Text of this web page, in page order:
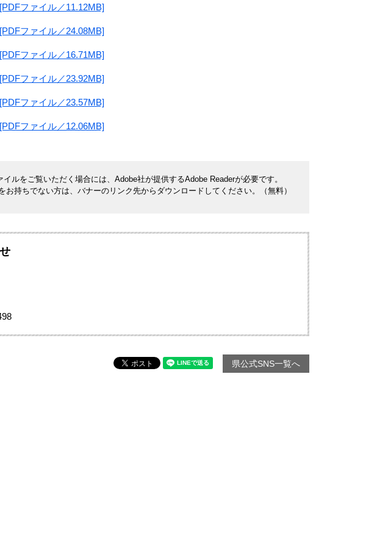
ファイル／11.12MB]
ファイル／24.08MB]
ファイル／16.71MB]
ファイル／23.92MB]
ファイル／23.57MB]
ファイル／12.06MB]
イルをご覧いただく場合には、Adobe社が提供するAdobe Readerが必要です。
お持ちでない方は、バナーのリンク先からダウンロードしてください。（無料）
県公式SNS一覧へ